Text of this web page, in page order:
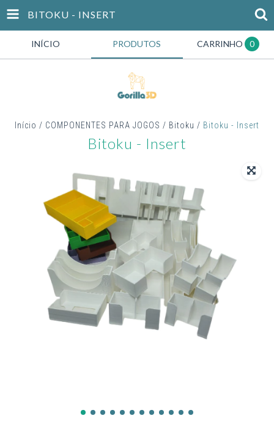
BITOKU - INSERT
INÍCIO PRODUTOS CARRINHO 0
Início / COMPONENTES PARA JOGOS / Bitoku / Bitoku - Insert
Bitoku - Insert